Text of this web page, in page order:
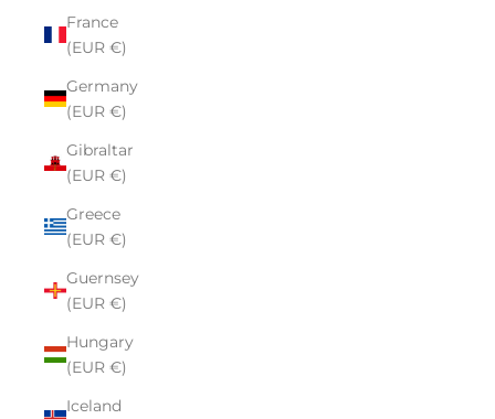
France
(EUR €)
Germany
(EUR €)
Gibraltar
(EUR €)
Greece
(EUR €)
Guernsey
(EUR €)
Hungary
(EUR €)
Iceland